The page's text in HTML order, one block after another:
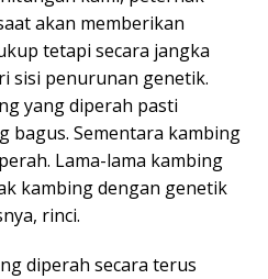
akan memberikan
tetapi secara jangka
sisi penurunan genetik.
yang diperah pasti
bagus. Sementara kambing
Lama-lama kambing
kambing dengan genetik
rinci.
diperah secara terus